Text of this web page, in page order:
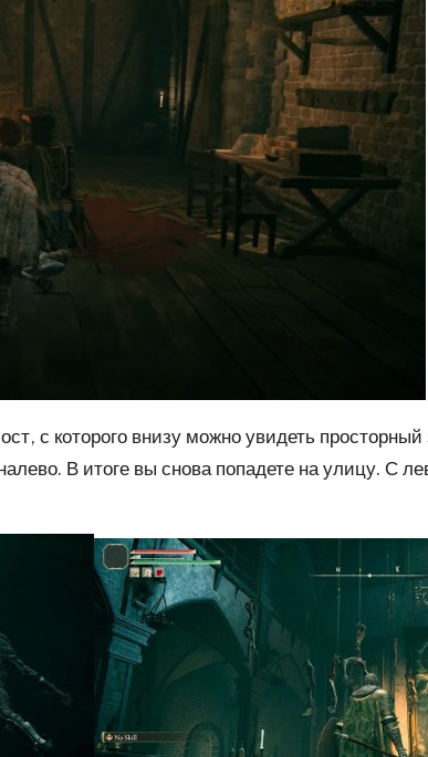
с которого внизу можно увидеть
В итоге вы снова попадете на улицу. С